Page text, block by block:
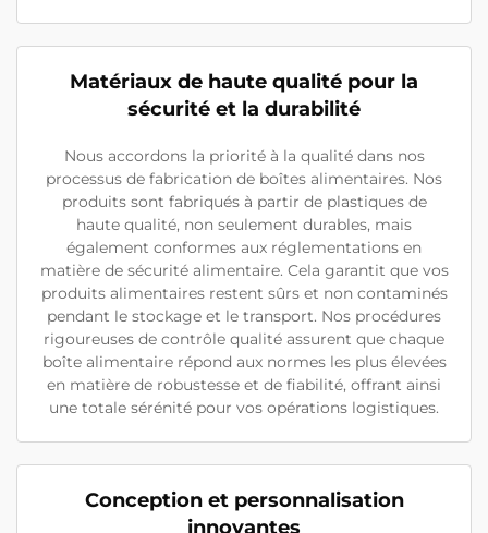
Matériaux de haute qualité pour la
sécurité et la durabilité
Nous accordons la priorité à la qualité dans nos
processus de fabrication de boîtes alimentaires. Nos
produits sont fabriqués à partir de plastiques de
haute qualité, non seulement durables, mais
également conformes aux réglementations en
matière de sécurité alimentaire. Cela garantit que vos
produits alimentaires restent sûrs et non contaminés
pendant le stockage et le transport. Nos procédures
rigoureuses de contrôle qualité assurent que chaque
boîte alimentaire répond aux normes les plus élevées
en matière de robustesse et de fiabilité, offrant ainsi
une totale sérénité pour vos opérations logistiques.
Conception et personnalisation
innovantes